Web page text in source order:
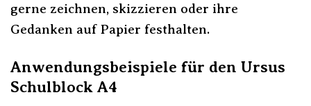
gerne zeichnen, skizzieren oder ihre
Gedanken auf Papier festhalten.
Anwendungsbeispiele für den Ursus
Schulblock A4